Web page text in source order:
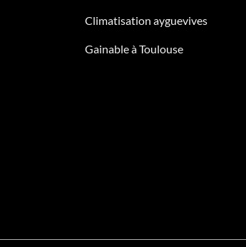
Climatisation ayguevives
Gainable à Toulouse